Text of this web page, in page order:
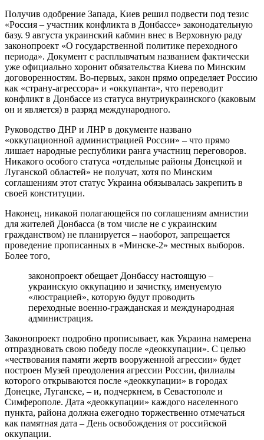
Получив одобрение Запада, Киев решил подвести под тезис
«Россия – участник конфликта в Донбассе» законодательную
базу. 9 августа украинский кабмин внес в Верховную раду
законопроект «О государственной политике переходного
периода». Документ с расплывчатым названием фактически
уже официально хоронит обязательства Киева по Минским
договоренностям. Во-первых, закон прямо определяет Россию
как «страну-агрессора» и «оккупанта», что переводит
конфликт в Донбассе из статуса внутриукраинского (каковым
он и является) в разряд международного.
Руководство ДНР и ЛНР в документе названо
«оккупационной администрацией России» – что прямо
лишает народные республики ранга участниц переговоров.
Никакого особого статуса «отдельные районы Донецкой и
Луганской областей» не получат, хотя по Минским
соглашениям этот статус Украина обязывалась закрепить в
своей конституции.
Наконец, никакой полагающейся по соглашениям амнистии
для жителей Донбасса (в том числе не с украинским
гражданством) не планируется – наоборот, запрещается
проведение прописанных в «Минске-2» местных выборов.
Более того,
законопроект обещает Донбассу настоящую –
украинскую оккупацию и зачистку, именуемую
«люстрацией», которую будут проводить
переходные военно-гражданская и международная
администрация.
Законопроект подробно прописывает, как Украина намерена
отпраздновать свою победу после «деоккупации». С целью
«чествования памяти жертв вооруженной агрессии» будет
построен Музей преодоления агрессии России, филиалы
которого открываются после «деоккупации» в городах
Донецке, Луганске, – и, подчеркнем, в Севастополе и
Симферополе. Дата «деоккупации» каждого населенного
пункта, района должна ежегодно торжественно отмечаться
как памятная дата – День освобождения от российской
оккупации.